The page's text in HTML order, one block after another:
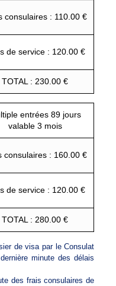
consulaires : 110.00 €
de service : 120.00 €
TOTAL : 230.00 €
entrées 89 jours
valable 3 mois
consulaires : 160.00 €
de service : 120.00 €
TOTAL : 280.00 €
de visa par le Consulat
minute des délais
des frais consulaires de